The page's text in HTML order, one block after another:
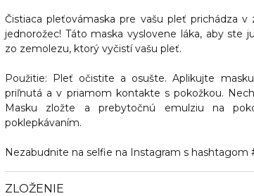
Čistiaca pleťovámaska pre vašu pleť prichádza v
jednorožec! Táto maska vyslovene láka, aby ste
zo zemolezu, ktorý vyčistí vašu pleť.
Použitie:
Pleť očistite a osušte. Aplikujte
priľnutá a v priamom kontakte s pokožkou.
Masku zložte a prebytočnú emulziu na
poklepkávaním.
Nezabudnite na selfie na Instagram s hashtagom
ZLOŽENIE